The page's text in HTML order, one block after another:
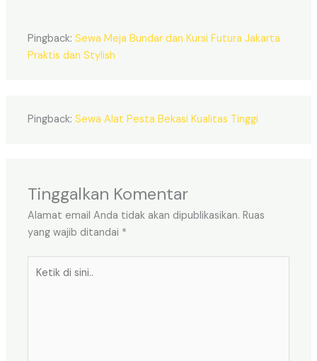
Pingback:Sewa Meja Bundar dan Kursi Futura Jakarta
Praktis dan Stylish
Pingback:Sewa Alat Pesta Bekasi Kualitas Tinggi
Tinggalkan Komentar
Alamat email Anda tidak akan dipublikasikan. Ruas
yang wajib ditandai *